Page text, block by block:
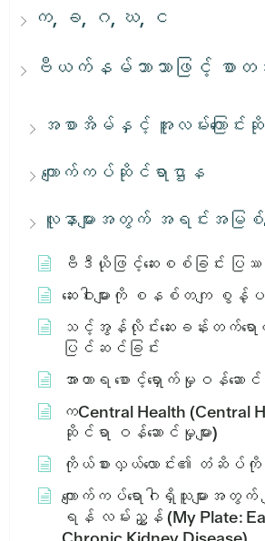
က, ခ, ဂ, ဃ, င
ဗီယက်နမ်ဘာသာဖြင့် စာတမ်း
အစာအိမ်နှင့် အူလမ်းကြောင်းဆို
ကျောက်ကပ်ဆိုင်ရာဌာန
လူနာများအတွက် အရင်းအမြစ်မျ
ဗီဒီယိုဖြင့်ဆေးစစ်ခြင်း ပြဿ
ဆေးဝါးများကို စနစ်တကျ စွ
သင့်အွန်လိုင်းဆေးခန်းတက်ရ
ပြင်ဆင်ခြင်း
အာဟာရ စောင့်ရှောက်မှုဝန်ဆော
ကCentral Health (Central
ဆိုင်ရာ ဝန်ဆောင်မှုများ)
ကိုယ်စားလှယ်လောင်း၏ တံဆိပ်ကိုန
ကျောက်ကပ်ရောဂါရှိသူများအတွက် က
ရန် လမ်းညွှန် (My Plate: